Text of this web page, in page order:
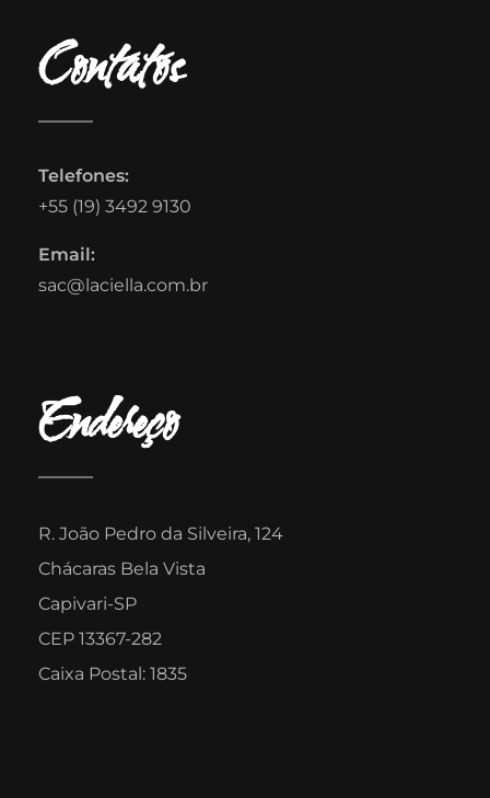
Contatos
Telefones:
+55 (19) 3492 9130
Email:
sac@laciella.com.br
Endereço
R. João Pedro da Silveira, 124
Chácaras Bela Vista
Capivari-SP
CEP 13367-282
Caixa Postal: 1835